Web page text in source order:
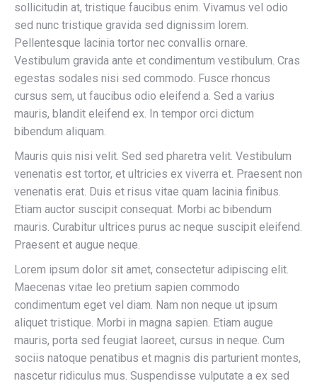
sollicitudin at, tristique faucibus enim. Vivamus vel odio
sed nunc tristique gravida sed dignissim lorem.
Pellentesque lacinia tortor nec convallis ornare.
Vestibulum gravida ante et condimentum vestibulum. Cras
egestas sodales nisi sed commodo. Fusce rhoncus
cursus sem, ut faucibus odio eleifend a. Sed a varius
mauris, blandit eleifend ex. In tempor orci dictum
bibendum aliquam.
Mauris quis nisi velit. Sed sed pharetra velit. Vestibulum
venenatis est tortor, et ultricies ex viverra et. Praesent non
venenatis erat. Duis et risus vitae quam lacinia finibus.
Etiam auctor suscipit consequat. Morbi ac bibendum
mauris. Curabitur ultrices purus ac neque suscipit eleifend.
Praesent et augue neque.
Lorem ipsum dolor sit amet, consectetur adipiscing elit.
Maecenas vitae leo pretium sapien commodo
condimentum eget vel diam. Nam non neque ut ipsum
aliquet tristique. Morbi in magna sapien. Etiam augue
mauris, porta sed feugiat laoreet, cursus in neque. Cum
sociis natoque penatibus et magnis dis parturient montes,
nascetur ridiculus mus. Suspendisse vulputate a ex sed